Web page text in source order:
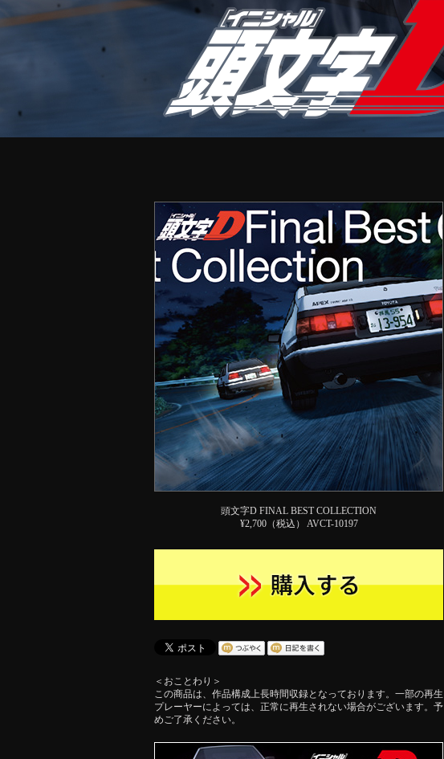
頭文字D FINAL BEST COLLECTION
¥2,700（税込） AVCT-10197
＜おことわり＞
この商品は、作品構成上長時間収録となっております。一部の再生
プレーヤーによっては、正常に再生されない場合がございます。予
めご了承ください。